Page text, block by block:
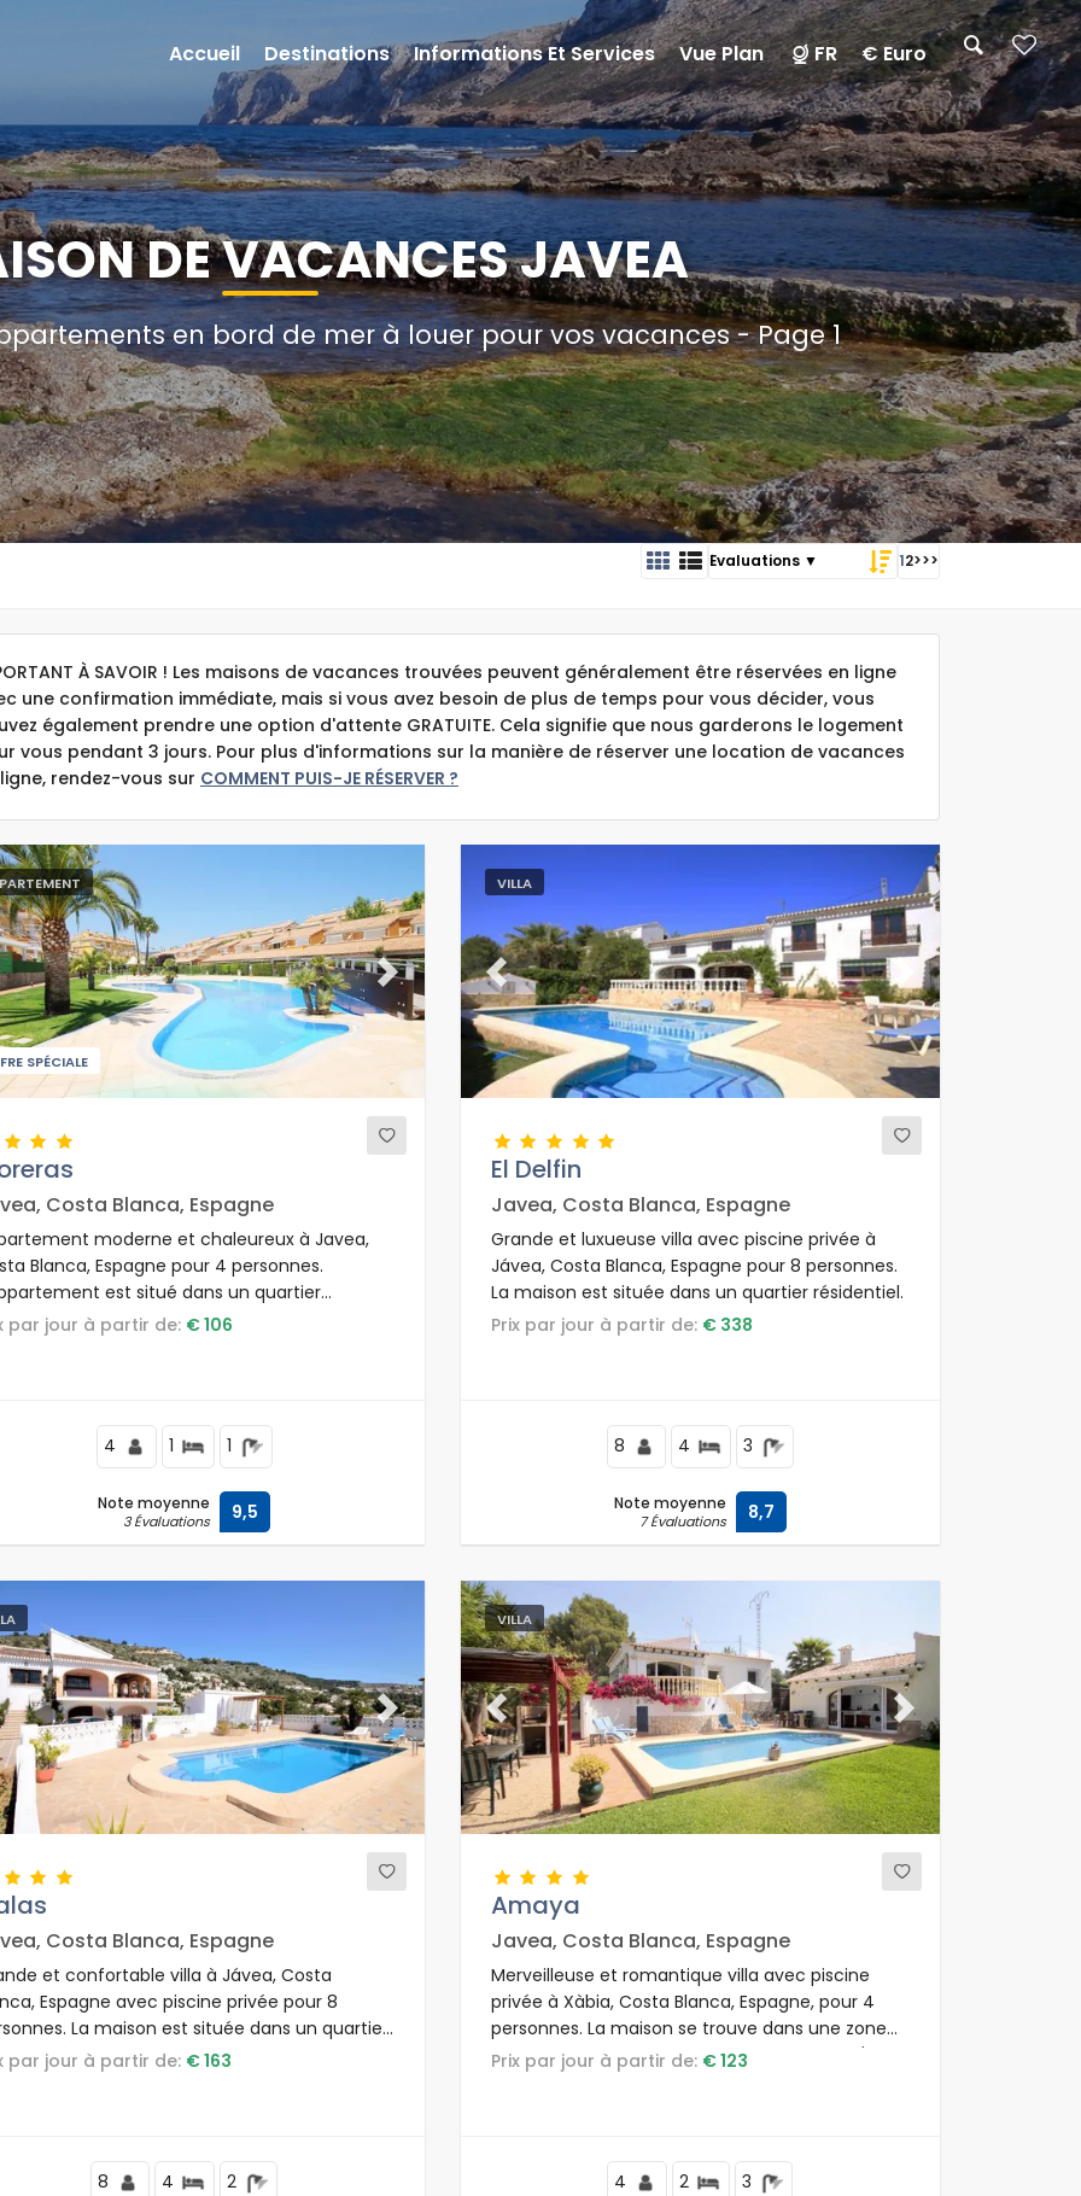
DE VACANCES JAVEA
en bord de mer à louer pour vos vacances - Page 1
12>>>
À SAVOIR ! Les maisons de vacances trouvées peuvent généralement être réservées en ligne
une confirmation immédiate, mais si vous avez besoin de plus de temps pour vous décider, vous
également prendre une option d'attente GRATUITE. Cela signifie que nous garderons le logement
vous pendant 3 jours. Pour plus d'informations sur la manière de réserver une location de vacances
rendez-vous sur COMMENT PUIS-JE RÉSERVER ?
SPÉCIALE
Next
Costa Blanca, Espagne
moderne et chaleureux à Javea,
Blanca, Espagne pour 4 personnes.
est situé dans un quartier
proche de la plage, à proximité de
par jour à partir de: € 106
4 1 1
Note moyenne
3 Évaluations 9,5
VILLA
Previous Next
El Delfin
Javea, Costa Blanca, Espagne
Grande et luxueuse villa avec piscine privée à
Jávea, Costa Blanca, Espagne pour 8 personnes.
La maison est située dans un quartier résidentiel.
Prix par jour à partir de: € 338
8 4 3
Note moyenne
7 Évaluations 8,7
Next
Costa Blanca, Espagne
et confortable villa à Jávea, Costa
Espagne avec piscine privée pour 8
La maison est située dans un quartier
et résidentiel à 2 km de la plage de La
par jour à partir de: € 163
8 4 2
VILLA
Previous Next
Amaya
Javea, Costa Blanca, Espagne
Merveilleuse et romantique villa avec piscine
privée à Xàbia, Costa Blanca, Espagne, pour 4
personnes. La maison se trouve dans une zone
côtière et résidentielle, à 4 km de la plage d'El
Prix par jour à partir de: € 123
4 2 3
Accueil Destinations Informations Et Services Vue Plan FR € Euro